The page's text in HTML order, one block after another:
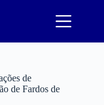
de
de Fardos de